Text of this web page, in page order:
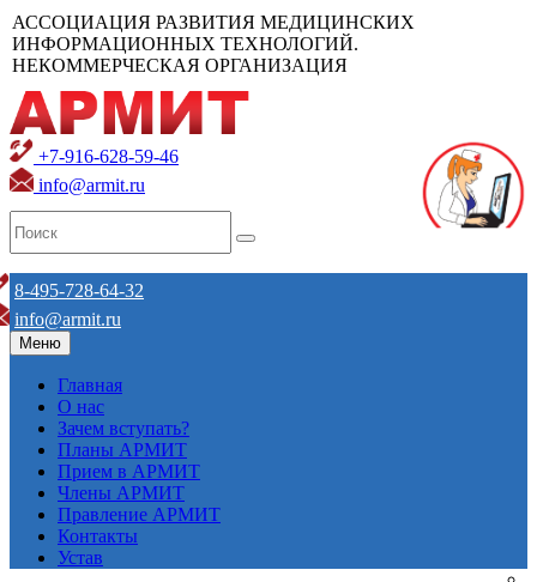
АССОЦИАЦИЯ РАЗВИТИЯ МЕДИЦИНСКИХ
ИНФОРМАЦИОННЫХ ТЕХНОЛОГИЙ.
НЕКОММЕРЧЕСКАЯ ОРГАНИЗАЦИЯ
+7-916-628-59-46
info@armit.ru
8-495-728-64-32
info@armit.ru
Меню
Главная
О нас
Зачем вступать?
Планы АРМИТ
Прием в АРМИТ
Члены АРМИТ
Правление АРМИТ
Контакты
Устав